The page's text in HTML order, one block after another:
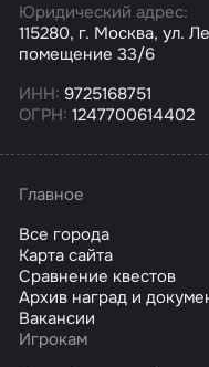
Юридический адрес:
115280, г. Москва, ул.
помещение 33/6
ИНН: 9725168751
ОГРН: 1247700614402
Главное
Все города
Карта сайта
Сравнение квестов
Архив наград и
Вакансии
Игрокам